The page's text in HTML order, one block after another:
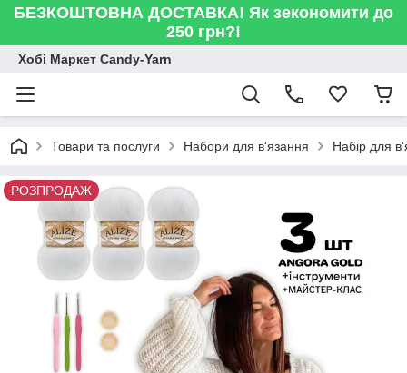
БЕЗКОШТОВНА ДОСТАВКА! Як зекономити до
250 грн?!
Хобі Маркет Candy-Yarn
Товари та послуги Набори для в'язання Набір для
РОЗПРОДАЖ